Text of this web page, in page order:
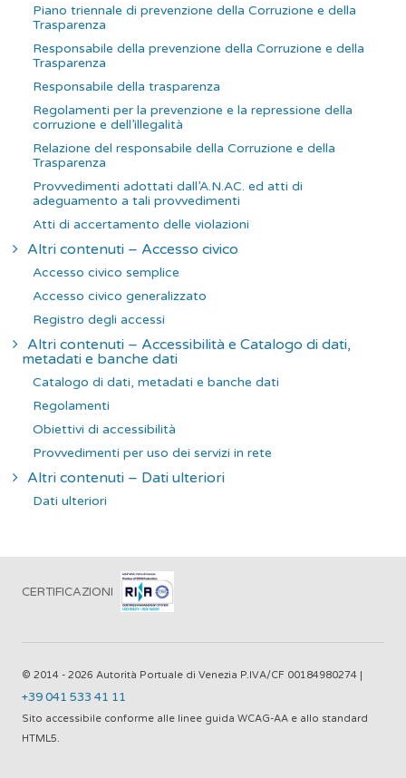
Piano triennale di prevenzione della Corruzione e della
Trasparenza
Responsabile della prevenzione della Corruzione e della
Trasparenza
Responsabile della trasparenza
Regolamenti per la prevenzione e la repressione della
corruzione e dell’illegalità
Relazione del responsabile della Corruzione e della
Trasparenza
Provvedimenti adottati dall’A.N.AC. ed atti di
adeguamento a tali provvedimenti
Atti di accertamento delle violazioni
Altri contenuti – Accesso civico
Accesso civico semplice
Accesso civico generalizzato
Registro degli accessi
Altri contenuti – Accessibilità e Catalogo di dati,
metadati e banche dati
Catalogo di dati, metadati e banche dati
Regolamenti
Obiettivi di accessibilità
Provvedimenti per uso dei servizi in rete
Altri contenuti – Dati ulteriori
Dati ulteriori
CERTIFICAZIONI
© 2014 - 2026 Autorità Portuale di Venezia P.IVA/CF 00184980274 |
+39 041 533 41 11
Sito accessibile conforme alle linee guida WCAG-AA e allo standard
HTML5.